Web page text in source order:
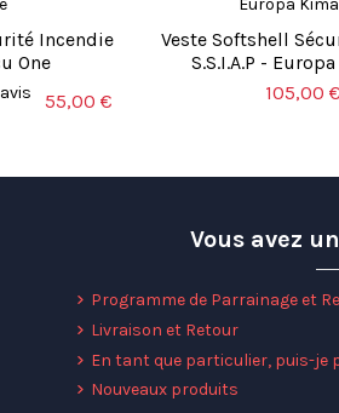
Incendie
One
avis 55,00 €
Veste Softshell
S.S.I.A.P -
105,00 €
Vous avez
Programme de Parrainage et
Livraison et Retour
En tant que particulier, puis-je
Nouveaux produits